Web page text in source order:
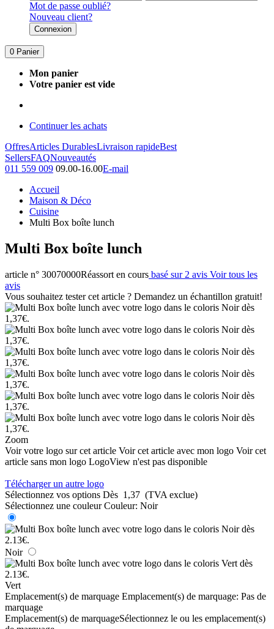
Mot de passe oublié?
Nouveau client?
Connexion
0 Panier
Mon panier
Votre panier est vide
Continuer les achats
OffresArticles DurablesLivraison rapideBest
SellersFAQNouveautés
011 559 009 09.00-16.00E-mail
Accueil
Maison & Déco
Cuisine
Multi Box boîte lunch
Multi Box boîte lunch
article n° 30070000Réassort en cours basé sur 2 avis Voir tous les
avis
Vous souhaitez tester cet article ? Demandez un échantillon gratuit!
Zoom
Voir votre logo sur cet article Voir cet article avec mon logo Voir cet
article sans mon logo LogoView n'est pas disponible
Télécharger un autre logo
Sélectionnez vos options Dès 1,37 (TVA exclue)
Sélectionnez une couleur Couleur: Noir
Noir
Vert
Emplacement(s) de marquage Emplacement(s) de marquage: Pas de
marquage
Emplacement(s) de marquageSélectionnez le ou les emplacement(s)